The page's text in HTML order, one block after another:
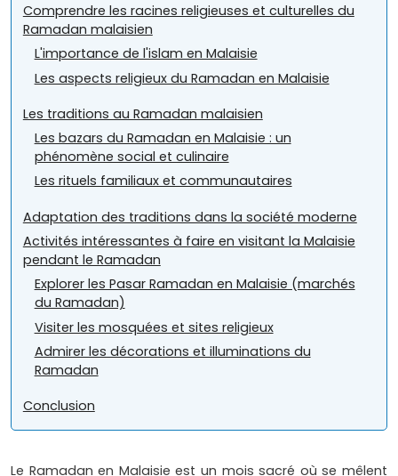
Comprendre les racines religieuses et culturelles du
Ramadan malaisien
L'importance de l'islam en Malaisie
Les aspects religieux du Ramadan en Malaisie
Les traditions au Ramadan malaisien
Les bazars du Ramadan en Malaisie : un
phénomène social et culinaire
Les rituels familiaux et communautaires
Adaptation des traditions dans la société moderne
Activités intéressantes à faire en visitant la Malaisie
pendant le Ramadan
Explorer les Pasar Ramadan en Malaisie (marchés
du Ramadan)
Visiter les mosquées et sites religieux
Admirer les décorations et illuminations du
Ramadan
Conclusion
Le Ramadan en Malaisie est un mois sacré où se mêlent